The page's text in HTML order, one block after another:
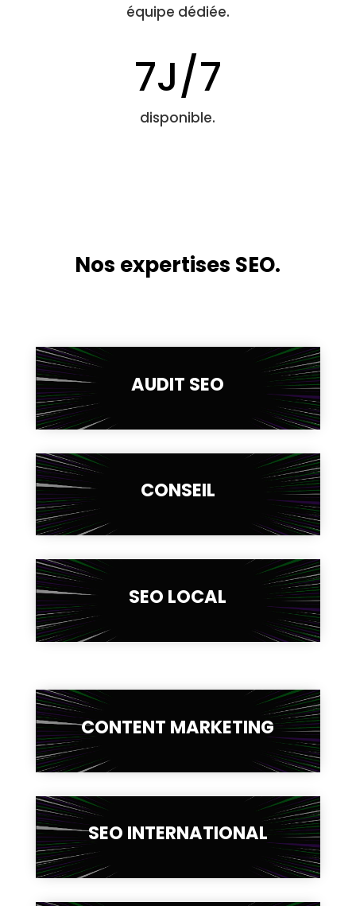
équipe dédiée.
7J/7
disponible.
Nos expertises SEO.
AUDIT SEO
CONSEIL
SEO LOCAL
CONTENT MARKETING
SEO INTERNATIONAL